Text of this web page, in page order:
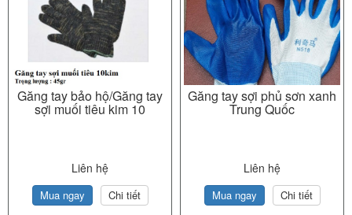
Găng tay bảo hộ/Găng tay
sợi muối tiêu kim 10
Liên hệ
Mua ngay Chi tiết
Găng tay sợi phủ sơn xanh
Trung Quốc
Liên hệ
Mua ngay Chi tiết